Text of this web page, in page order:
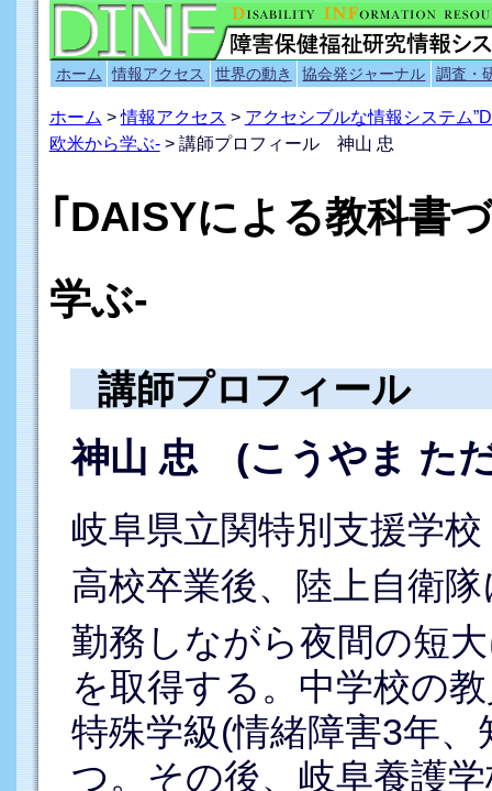
ホーム 情報アクセス 世界の動き 協会発ジャーナル 調査・
ホーム >情報アクセス > アクセシブルな情報システム
欧米から学ぶ-> 講師プロフィール 神山 忠
｢DAISYによる教科書
学ぶ-
講師プロフィール
神山 忠 (こうやま た
岐阜県立関特別支援学校
高校卒業後、陸上自衛
勤務しながら夜間の短
を取得する。中学校の
特殊学級(情緒障害3年
つ。その後、岐阜養護